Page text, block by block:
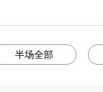
半场全部